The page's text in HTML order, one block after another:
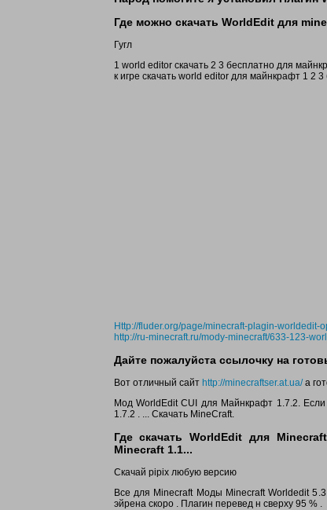
Где можно скачать WorldEdit для
Гугл
1 world editor скачать 2 3 бесплатно для
к игре скачать world editor для майнкрафт 1 2
Http://fluder.org/page/minecraft-plagin-worldedit-
http://ru-minecraft.ru/mody-minecraft/633-123-
Дайте пожалуйста ссылочку на
Вот отличный сайт http://minecraftser.at.ua/а
Мод WorldEdit CUI для Майнкрафт 1.7.2.
1.7.2 . ... Скачать MineCraft.
Где скачать WorldEdit для
Minecraft 1.1...
Скачай pipix любую версию
Все для Minecraft Моды Minecraft Worldedit 5.3
эйрена скоро . Плагин перевед н сверху 95 % .